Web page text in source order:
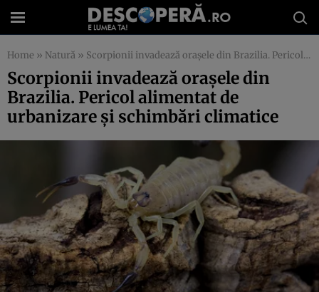
Home » Natură » Scorpionii invadează orașele din Brazilia. Pericol alimentat de urbanizare și schimbări climatice
Scorpionii invadează orașele din
Brazilia. Pericol alimentat de
urbanizare și schimbări climatice